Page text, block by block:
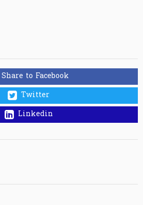
Share to Facebook
Twitter
Linkedin